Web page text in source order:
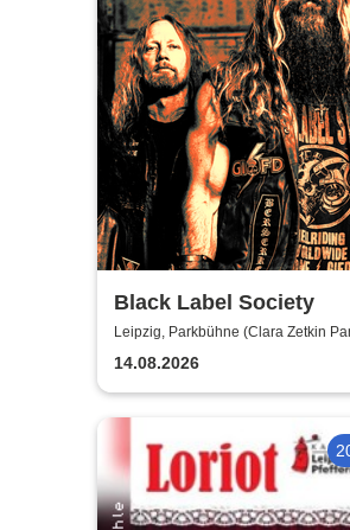
Black Label Society
Leipzig, Parkbühne (Clara Zetkin
14.08.2026